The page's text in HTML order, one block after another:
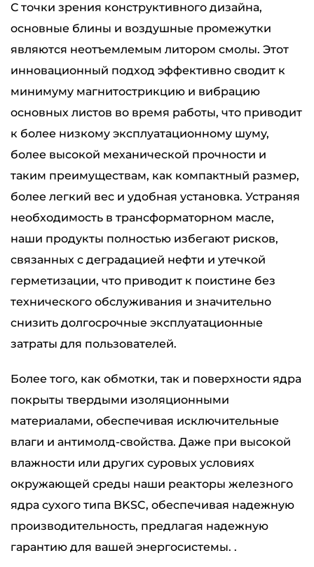
С точки зрения конструктивного дизайна,
основные блины и воздушные промежутки
являются неотъемлемым литором смолы. Этот
инновационный подход эффективно сводит к
минимуму магнитострикцию и вибрацию
основных листов во время работы, что приводит
к более низкому эксплуатационному шуму,
более высокой механической прочности и
таким преимуществам, как компактный размер,
более легкий вес и удобная установка. Устраняя
необходимость в трансформаторном масле,
наши продукты полностью избегают рисков,
связанных с деградацией нефти и утечкой
герметизации, что приводит к поистине без
технического обслуживания и значительно
снизить долгосрочные эксплуатационные
затраты для пользователей.
Более того, как обмотки, так и поверхности ядра
покрыты твердыми изоляционными
материалами, обеспечивая исключительные
влаги и антимолд-свойства. Даже при высокой
влажности или других суровых условиях
окружающей среды наши реакторы железного
ядра сухого типа BKSC, обеспечивая надежную
производительность, предлагая надежную
гарантию для вашей энергосистемы. .